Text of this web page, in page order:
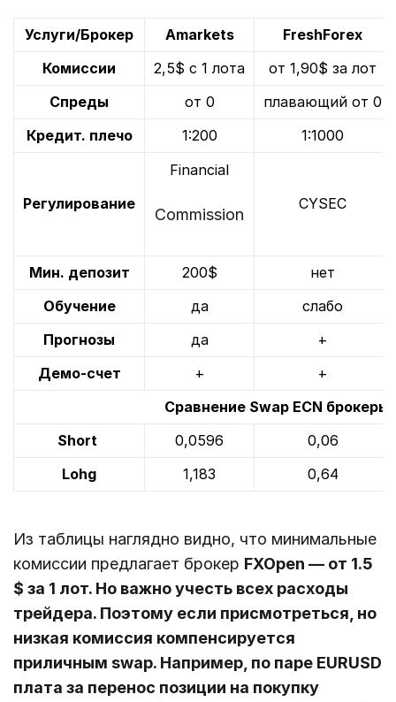
Услуги/Брокер Amarkets
FreshForex
Комиссии
2,5$ с 1 лота
от 1,90$ за лот
Спреды
от 0
плавающий от 0
Кредит. плечо
1:200 1:1000
Регулирование
Financial
Commission
CYSEC
Мин. депозит 200$
нет
Обучение
да
слабо
Прогнозы
да
+
Демо-счет
+
+
Сравнение Swap ECN брокеры
Short
0,0596
0,06
Lohg
1,183 0,64
Из таблицы наглядно видно, что минимальные
комиссии предлагает брокер FXOpen — от 1.5
$ за 1 лот. Но важно учесть всех расходы
трейдера. Поэтому если присмотреться, но
низкая комиссия компенсируется
приличным swap. Например, по паре EURUSD
плата за перенос позиции на покупку